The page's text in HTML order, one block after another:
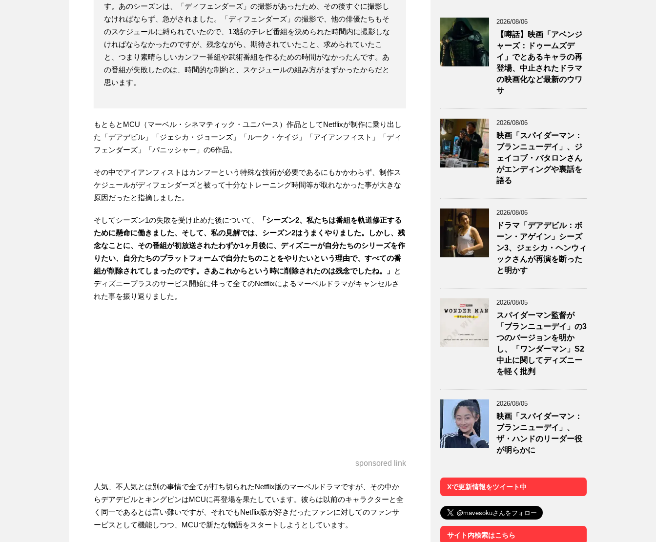
す。あのシーズンは、「ディフェンダーズ」の撮影があったため、その後すぐに撮影し
なければならず、急がされました。「ディフェンダーズ」の撮影で、他の俳優たちもそ
のスケジュールに縛られていたので、13話のテレビ番組を決められた時間内に撮影しな
ければならなかったのですが、残念ながら、期待されていたこと、求められていたこ
と、つまり素晴らしいカンフー番組や武術番組を作るための時間がなかったんです。あ
の番組が失敗したのは、時間的な制約と、スケジュールの組み方がまずかったからだと
思います。
もともとMCU（マーベル・シネマティック・ユニバース）作品としてNetflixが制作に乗り出し
た「デアデビル」「ジェシカ・ジョーンズ」「ルーク・ケイジ」「アイアンフィスト」「ディ
フェンダーズ」「パニッシャー」の6作品。
その中でアイアンフィストはカンフーという特殊な技術が必要であるにもかかわらず、制作ス
ケジュールがディフェンダーズと被って十分なトレーニング時間等が取れなかった事が大きな
原因だったと指摘しました。
そしてシーズン1の失敗を受け止めた後について、
「シーズン2、私たちは番組を軌道修正する
ために懸命に働きました、そして、私の見解では、シーズン2はうまくやりました。しかし、残
念なことに、その番組が初放送されたわずか1ヶ月後に、ディズニーが自分たちのシリーズを作
りたい、自分たちのプラットフォームで自分たちのことをやりたいという理由で、すべての番
組が削除されてしまったのです。さあこれからという時に削除されたのは残念でしたね。」
と
ディズニープラスのサービス開始に伴って全てのNetflixによるマーベルドラマがキャンセルさ
れた事を振り返りました。
sponsored link
人気、不人気とは別の事情で全てが打ち切られたNetflix版のマーベルドラマですが、その中か
らデアデビルとキングピンはMCUに再登場を果たしています。彼らは以前のキャラクターと全
く同一であるとは言い難いですが、それでもNetflix版が好きだったファンに対してのファンサ
ービスとして機能しつつ、MCUで新たな物語をスタートしようとしています。
2026/08/06
【噂話】映画「アベンジ
ャーズ：ドゥームズデ
イ」でとあるキャラの再
登場、中止されたドラマ
の映画化など最新のウワ
サ
2026/08/06
映画「スパイダーマン：
ブランニューデイ」、ジ
ェイコブ・バタロンさん
がエンディングや裏話を
語る
2026/08/06
ドラマ「デアデビル：ボ
ーン・アゲイン」シーズ
ン3、ジェシカ・ヘンウィ
ックさんが再演を断った
と明かす
2026/08/05
スパイダーマン監督が
「ブランニューデイ」の3
つのバージョンを明か
し、「ワンダーマン」S2
中止に関してディズニー
を軽く批判
2026/08/05
映画「スパイダーマン：
ブランニューデイ」、
ザ・ハンドのリーダー役
が明らかに
Xで更新情報をツイート中
サイト内検索はこちら